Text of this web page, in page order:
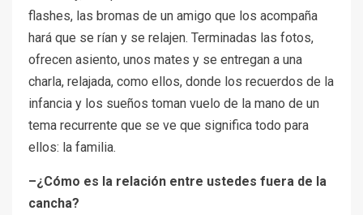
flashes, las bromas de un amigo que los acompaña
hará que se rían y se relajen. Terminadas las fotos,
ofrecen asiento, unos mates y se entregan a una
charla, relajada, como ellos, donde los recuerdos de la
infancia y los sueños toman vuelo de la mano de un
tema recurrente que se ve que significa todo para
ellos: la familia.
–¿Cómo es la relación entre ustedes fuera de la
cancha?